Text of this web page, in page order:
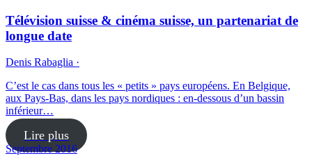
Télévision suisse & cinéma suisse, un partenariat de
longue date
Denis Rabaglia ·
C’est le cas dans tous les « petits » pays européens. En Belgique,
aux Pays-Bas, dans les pays nordiques : en-dessous d’un bassin
inférieur…
Lire plus
Septembre 2016